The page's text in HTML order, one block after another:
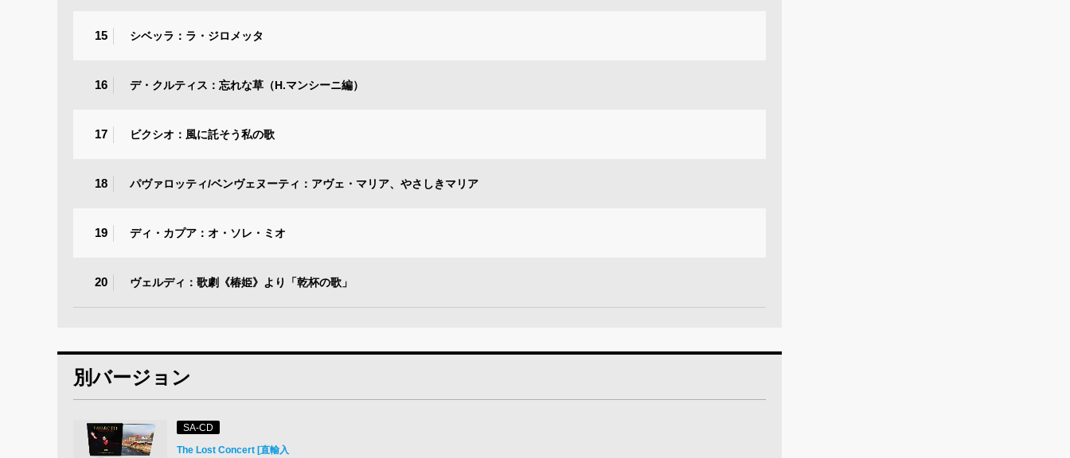
15 シベッラ：ラ・ジロメッタ
16 デ・クルティス：忘れな草（H.マンシーニ編）
17 ビクシオ：風に託そう私の歌
18 パヴァロッティ/ベンヴェヌーティ：アヴェ・マリア、やさしきマリア
19 ディ・カプア：オ・ソレ・ミオ
20 ヴェルディ：歌劇《椿姫》より「乾杯の歌」
別バージョン
SA-CD
The Lost Concert [直輸入